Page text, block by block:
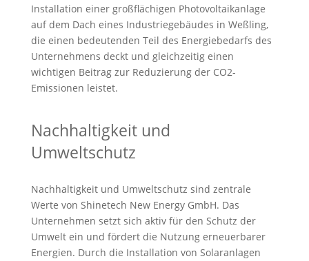
Installation einer großflächigen Photovoltaikanlage
auf dem Dach eines Industriegebäudes in Weßling,
die einen bedeutenden Teil des Energiebedarfs des
Unternehmens deckt und gleichzeitig einen
wichtigen Beitrag zur Reduzierung der CO2-
Emissionen leistet.
Nachhaltigkeit und
Umweltschutz
Nachhaltigkeit und Umweltschutz sind zentrale
Werte von Shinetech New Energy GmbH. Das
Unternehmen setzt sich aktiv für den Schutz der
Umwelt ein und fördert die Nutzung erneuerbarer
Energien. Durch die Installation von Solaranlagen